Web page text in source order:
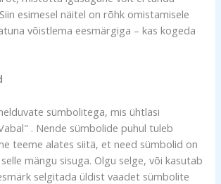
esimesel näitel on rõhk omistamisele
võistlema eesmärgiga – kas kogeda
sümbolitega, mis ühtlasi
. Nende sümbolide puhul tuleb
teeme alates siitä, et need sümbolid on
mängu sisuga. Olgu selge, või kasutab
selgitada üldist vaadet sümbolite